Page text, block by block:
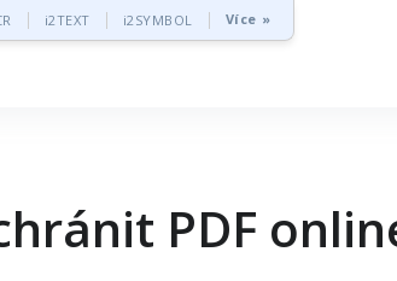
i2TEXT i2SYMBOL Více »
PDF